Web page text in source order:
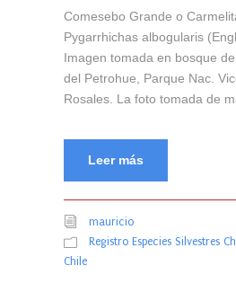
Comesebo Grande o
Pygarrhichas albogularis
Imagen tomada en bosque
del Petrohue, Parque Nac.
Rosales. La foto tomada de
Leer más
mauricio
Registro Especies Silvestres
Chile